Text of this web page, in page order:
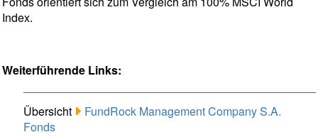
Index.
Weiterführende Links:
Übersicht
FundRock Management Company S.A.
Fonds